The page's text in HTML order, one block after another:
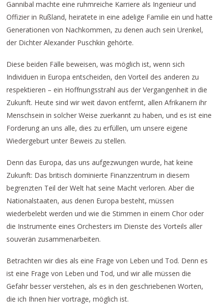
Gannibal machte eine ruhmreiche Karriere als Ingenieur und
Offizier in Rußland, heiratete in eine adelige Familie ein und hatte
Generationen von Nachkommen, zu denen auch sein Urenkel,
der Dichter Alexander Puschkin gehörte.
Diese beiden Fälle beweisen, was möglich ist, wenn sich
Individuen in Europa entscheiden, den Vorteil des anderen zu
respektieren – ein Hoffnungsstrahl aus der Vergangenheit in die
Zukunft. Heute sind wir weit davon entfernt, allen Afrikanern ihr
Menschsein in solcher Weise zuerkannt zu haben, und es ist eine
Forderung an uns alle, dies zu erfüllen, um unsere eigene
Wiedergeburt unter Beweis zu stellen.
Denn das Europa, das uns aufgezwungen wurde, hat keine
Zukunft: Das britisch dominierte Finanzzentrum in diesem
begrenzten Teil der Welt hat seine Macht verloren. Aber die
Nationalstaaten, aus denen Europa besteht, müssen
wiederbelebt werden und wie die Stimmen in einem Chor oder
die Instrumente eines Orchesters im Dienste des Vorteils aller
souverän zusammenarbeiten.
Betrachten wir dies als eine Frage von Leben und Tod. Denn es
ist eine Frage von Leben und Tod, und wir alle müssen die
Gefahr besser verstehen, als es in den geschriebenen Worten,
die ich Ihnen hier vortrage, möglich ist.